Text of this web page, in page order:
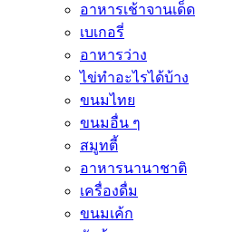
อาหารเช้าจานเด็ด
เบเกอรี่
อาหารว่าง
ไข่ทำอะไรได้บ้าง
ขนมไทย
ขนมอื่น ๆ
สมูทตี้
อาหารนานาชาติ
เครื่องดื่ม
ขนมเค้ก